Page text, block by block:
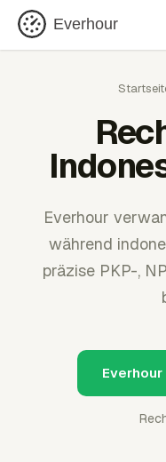
Everhour
Everhour
während
präzise PKP-,